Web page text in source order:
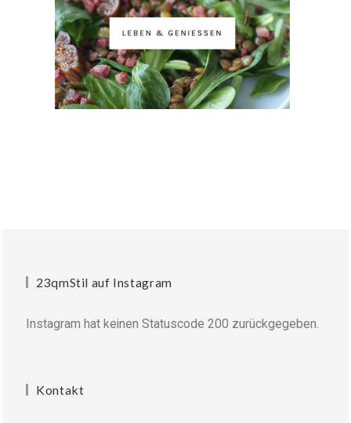
23qmStil auf Instagram
Instagram hat keinen Statuscode 200 zurückgegeben.
Kontakt